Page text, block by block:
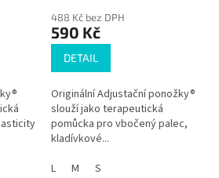
488 Kč bez DPH
590 Kč
DETAIL
Originální Adjustační ponožky®
slouží jako terapeutická
pomůcka pro vbočený palec,
kladívkové...
L
M S